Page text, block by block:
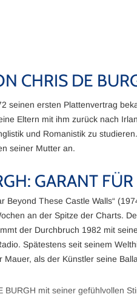
CHRIS DE
seinen ersten Plattenvertrag
Eltern mit ihm zurück nach
und Romanistik zu
seiner Mutter an.
GARANT
Beyond These Castle Walls“
an der Spitze der Charts.
der Durchbruch 1982 mit
Spätestens seit seinem
als der Künstler seine
BURGH mit seiner gefühlvollen